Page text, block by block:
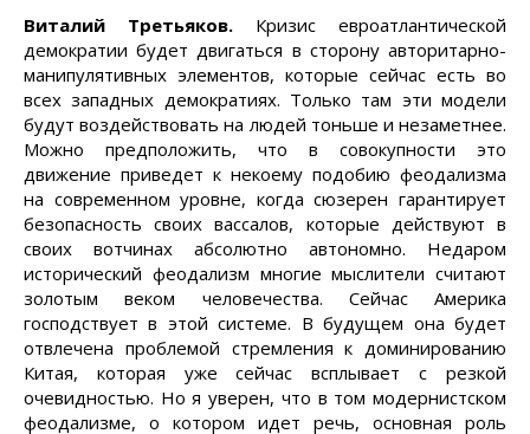
Виталий Третьяков. Кризис евроатлантической
демократии будет двигаться в сторону авторитарно-
манипулятивных элементов, которые сейчас есть во
всех западных демократиях. Только там эти модели
будут воздействовать на людей тоньше и незаметнее.
Можно предположить, что в совокупности это
движение приведет к некоему подобию феодализма
на современном уровне, когда сюзерен гарантирует
безопасность своих вассалов, которые действуют в
своих вотчинах абсолютно автономно. Недаром
исторический феодализм многие мыслители считают
золотым веком человечества. Сейчас Америка
господствует в этой системе. В будущем она будет
отвлечена проблемой стремления к доминированию
Китая, которая уже сейчас всплывает с резкой
очевидностью. Но я уверен, что в том модернистском
феодализме, о котором идет речь, основная роль